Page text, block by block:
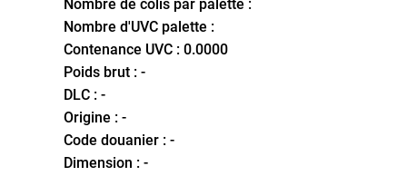
Nombre de colis par palette :
Nombre d'UVC palette :
Contenance UVC : 0.0000
Poids brut : -
DLC : -
Origine : -
Code douanier : -
Dimension : -